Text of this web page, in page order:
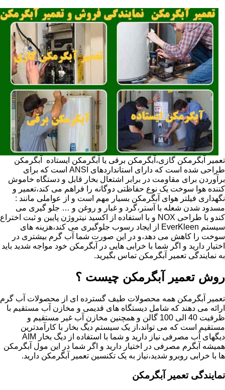
تعمیر آبگرمکن گازی،آبگرمکن برقی یا آبگرمکن ایستاده ​ آبگرمکن
طراحی شده است که دارای استانداردهای ANSI است که برای
برآوردن برای مقاومت در برابر اشتعال بخار قابل و دستگاه خاموش
کننده هوا سوخت یک نوع حفاظتی دوگانه را فراهم می کند،تعمیر و
نگهداری فیلتر هوای آبگرمکن بسیار مهم است و از عواملی مانند :
مسدود شدن شعله با آستر،گرد و غبار و روغن و … جلو گیری می
کندو با طراحی NOX و با استفاده از اکسید نیتروژن پایین و ثبت اختراع
سیستم EverKleen از ایجاد رسوب جلوگیری می کند،هزینه های
سوخت را کاهش می دهد،و در این صورت شما آب گرم بیشتری در
اختیار دارید و اگر شما با خرابی هایی در آبگرمکن خود مواجه شدید باید
به نمایندگی تعمیر آبگرمکن تماس بگیرید.
روش تعمیر آبگرمکن چیست ؟
تعمیر آبگرمکن همه محصولات طیف گسترده ای از محصولات آب گرم
ارائه می دهند که شامل دیستگاه های قدیمی و مخازن آب مستقیم با
ظرفیت 40 الی 100 گالن و همچنین مخازن آب غیر مستقیم و
مستقیم است که می تواند،از یک سیستم دیگ بخار با کارآمدترین
دیگهای آب مصرفی نیاز دارید و شما با استفاده از دیگ بخار AIM
همیشه آبگرم مصرفی در اختیار دارید و اگر شما در این مول آبگرمکن
ها با خرابی روبرو شدید،نیاز به یک تکنسین تعمیر آبگرمکن دارید.
نمایندگی تعمیر آبگرمکن